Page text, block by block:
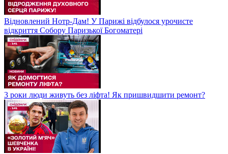
Відновлений Нотр-Дам! У Парижі відбулося урочисте
відкриття Собору Паризької Богоматері
3 роки люди живуть без ліфта! Як пришвидшити ремонт?